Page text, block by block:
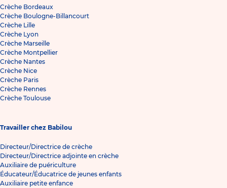
Crèche Bordeaux
Crèche Boulogne-Billancourt
Crèche Lille
Crèche Lyon
Crèche Marseille
Crèche Montpellier
Crèche Nantes
Crèche Nice
Crèche Paris
Crèche Rennes
Crèche Toulouse
Travailler chez Babilou
Directeur/Directrice de crèche
Directeur/Directrice adjointe en crèche
Auxiliaire de puériculture
Éducateur/Éducatrice de jeunes enfants
Auxiliaire petite enfance